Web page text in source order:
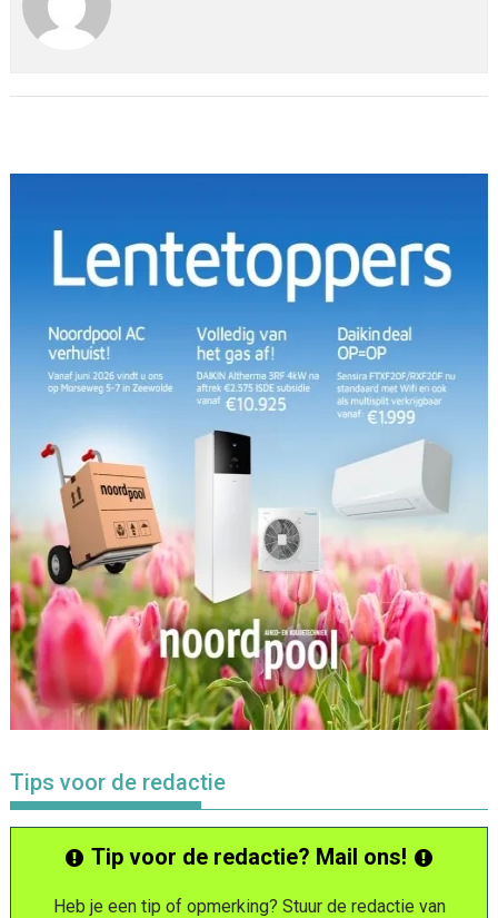
Tips voor de redactie
Tip voor de redactie? Mail ons!
Heb je een tip of opmerking? Stuur de redactie van